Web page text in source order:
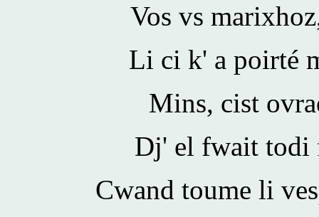
Vos vs
Li ci k' a poirté
Mins, cist
Dj' el fwait todi
Cwand toume li